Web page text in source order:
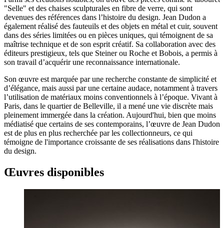
"Selle" et des chaises sculpturales en fibre de verre, qui sont
devenues des références dans l’histoire du design. Jean Dudon a
également réalisé des fauteuils et des objets en métal et cuir, souvent
dans des séries limitées ou en pièces uniques, qui témoignent de sa
maîtrise technique et de son esprit créatif. Sa collaboration avec des
éditeurs prestigieux, tels que Steiner ou Roche et Bobois, a permis à
son travail d’acquérir une reconnaissance internationale.
Son œuvre est marquée par une recherche constante de simplicité et
d’élégance, mais aussi par une certaine audace, notamment à travers
l’utilisation de matériaux moins conventionnels à l’époque. Vivant à
Paris, dans le quartier de Belleville, il a mené une vie discrète mais
pleinement immergée dans la création. Aujourd'hui, bien que moins
médiatisé que certains de ses contemporains, l’œuvre de Jean Dudon
est de plus en plus recherchée par les collectionneurs, ce qui
témoigne de l'importance croissante de ses réalisations dans l'histoire
du design.
Œuvres disponibles